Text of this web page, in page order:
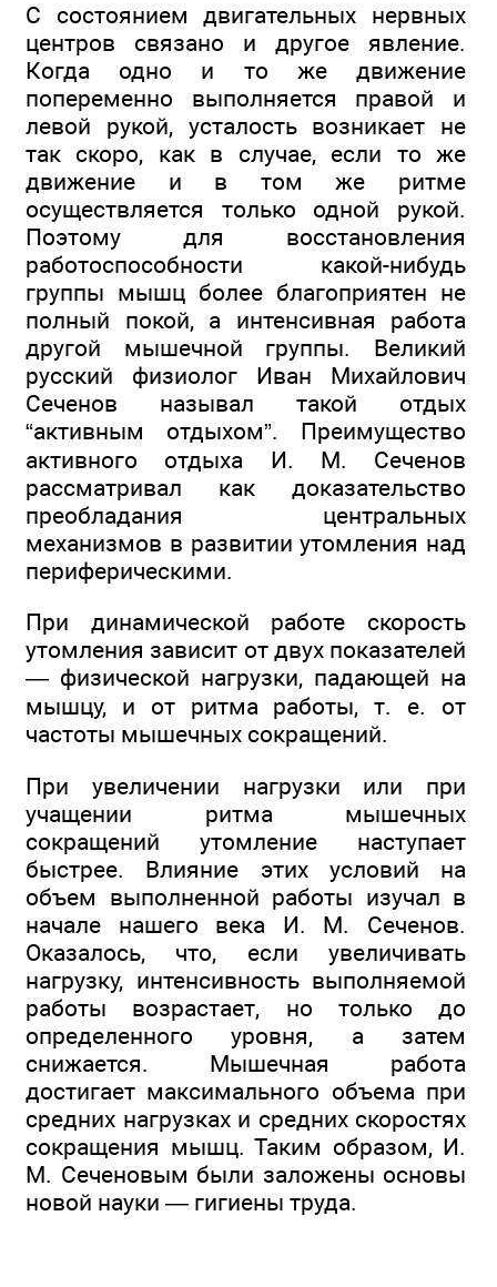
С состоянием двигательных нервных
центров связано и другое явление.
Когда одно и то же движение
попеременно выполняется правой и
левой рукой, усталость возникает не
так скоро, как в случае, если то же
движение и в том же ритме
осуществляется только одной рукой.
Поэтому для восстановления
работоспособности какой-нибудь
группы мышц более благоприятен не
полный покой, а интенсивная работа
другой мышечной группы. Великий
русский физиолог Иван Михайлович
Сеченов называл такой отдых
“активным отдыхом”. Преимущество
активного отдыха И. М. Сеченов
рассматривал как доказательство
преобладания центральных
механизмов в развитии утомления над
периферическими.
При динамической работе скорость
утомления зависит от двух показателей
— физической нагрузки, падающей на
мышцу, и от ритма работы, т. е. от
частоты мышечных сокращений.
При увеличении нагрузки или при
учащении ритма мышечных
сокращений утомление наступает
быстрее. Влияние этих условий на
объем выполненной работы изучал в
начале нашего века И. М. Сеченов.
Оказалось, что, если увеличивать
нагрузку, интенсивность выполняемой
работы возрастает, но только до
определенного уровня, а затем
снижается. Мышечная работа
достигает максимального объема при
средних нагрузках и средних скоростях
сокращения мышц. Таким образом, И.
М. Сеченовым были заложены основы
новой науки — гигиены труда.